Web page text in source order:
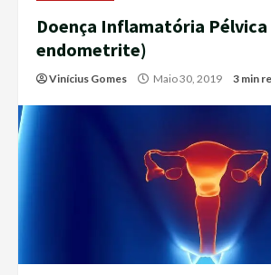
Doença Inflamatória
endometrite)
Vinícius Gomes Maio 30, 2019 3 min